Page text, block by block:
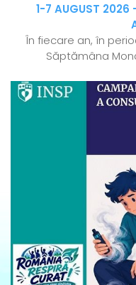
1-7 AUGUST 2026
În fiecare an, în
Săptămâna